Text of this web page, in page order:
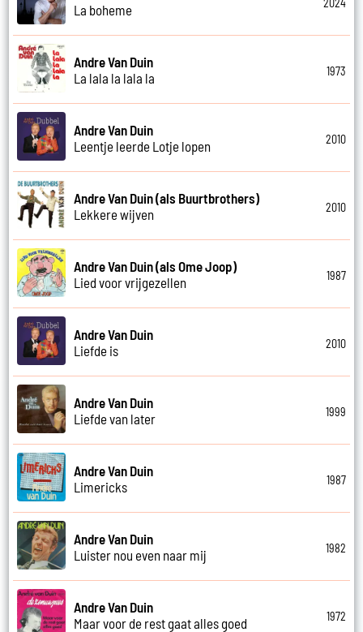
La boheme
Andre Van Duin
La lala la lala la
1973
Andre Van Duin
Leentje leerde Lotje lopen
2010
Andre Van Duin (als Buurtbrothers)
Lekkere wijven
2010
Andre Van Duin (als Ome Joop)
Lied voor vrijgezellen
1987
Andre Van Duin
Liefde is
2010
Andre Van Duin
Liefde van later
1999
Andre Van Duin
Limericks
1987
Andre Van Duin
Luister nou even naar mij
1982
Andre Van Duin
Maar voor de rest gaat alles goed
1972